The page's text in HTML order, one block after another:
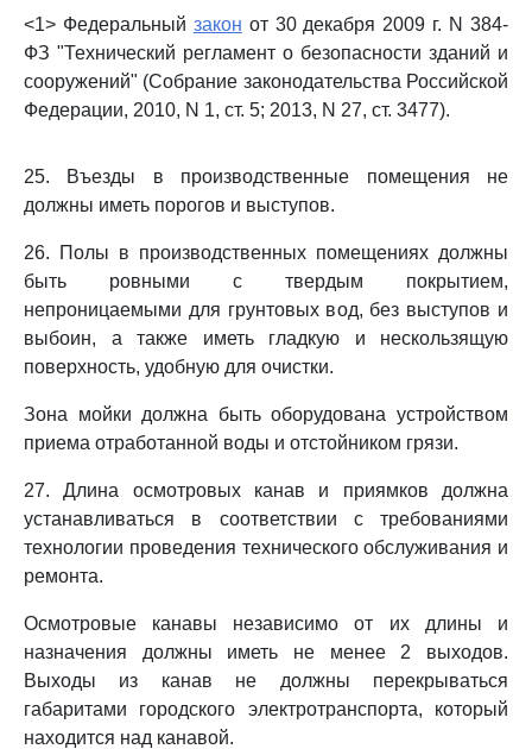
<1> Федеральный закон от 30 декабря 2009 г. N 384-
ФЗ "Технический регламент о безопасности зданий и
сооружений" (Собрание законодательства Российской
Федерации, 2010, N 1, ст. 5; 2013, N 27, ст. 3477).
25. Въезды в производственные помещения не
должны иметь порогов и выступов.
26. Полы в производственных помещениях должны
быть ровными с твердым покрытием,
непроницаемыми для грунтовых вод, без выступов и
выбоин, а также иметь гладкую и нескользящую
поверхность, удобную для очистки.
Зона мойки должна быть оборудована устройством
приема отработанной воды и отстойником грязи.
27. Длина осмотровых канав и приямков должна
устанавливаться в соответствии с требованиями
технологии проведения технического обслуживания и
ремонта.
Осмотровые канавы независимо от их длины и
назначения должны иметь не менее 2 выходов.
Выходы из канав не должны перекрываться
габаритами городского электротранспорта, который
находится над канавой.